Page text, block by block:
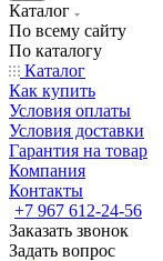
Каталог
По всему сайту
По каталогу
Каталог
Как купить
Условия оплаты
Условия доставки
Гарантия на товар
Компания
Контакты
+7 967 612-24-56
Заказать звонок
Задать вопрос